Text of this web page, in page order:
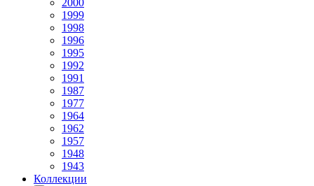
2000
1999
1998
1996
1995
1992
1991
1987
1977
1964
1962
1957
1948
1943
Коллекции